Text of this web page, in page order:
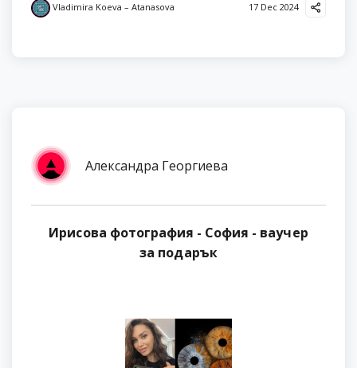
Vladimira Koeva – Atanasova 17 Dec 2024
Александра Георгиева
Ирисова фотография - София - ваучер
за подарък